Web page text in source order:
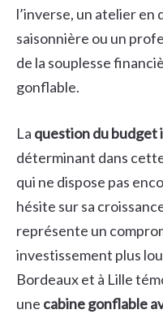
l’inverse, un atelier
saisonnière ou un
de la souplesse
gonflable.
La question du budget
déterminant dans
qui ne dispose pas
hésite sur sa
représente un
investissement plus
Bordeaux et à Lille
une cabine gonflable